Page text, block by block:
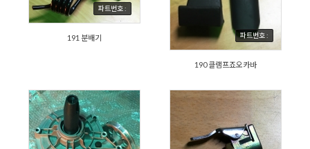
파트번호 :
191 분배기 파트번호 :
190 클램프죠오카바